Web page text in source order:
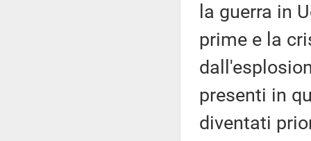
la guerra in
prime e la
presenti in
diventati